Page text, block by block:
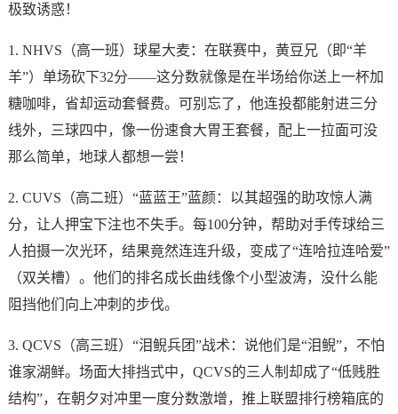
极致诱惑！
1. NHVS（高一班）球星大麦：在联赛中，黄豆兄（即“羊
羊”）单场砍下32分——这分数就像是在半场给你送上一杯加
糖咖啡，省却运动套餐费。可别忘了，他连投都能射进三分
线外，三球四中，像一份速食大胃王套餐，配上一拉面可没
那么简单，地球人都想一尝！
2. CUVS（高二班）“蓝蓝王”蓝颜：以其超强的助攻惊人满
分，让人押宝下注也不失手。每100分钟，帮助对手传球给三
人拍摄一次光环，结果竟然连连升级，变成了“连哈拉连哈爱”
（双关槽）。他们的排名成长曲线像个小型波涛，没什么能
阻挡他们向上冲刺的步伐。
3. QCVS（高三班）“泪鲵兵团”战术：说他们是“泪鲵”，不怕
谁家湖鲜。场面大排挡式中，QCVS的三人制却成了“低贱胜
结构”，在朝夕对冲里一度分数激增，推上联盟排行榜箱底的